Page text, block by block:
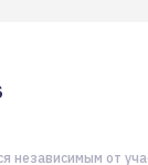
независимым от